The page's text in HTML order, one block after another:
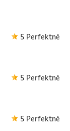
5 Perfektné
5 Perfektné
5 Perfektné